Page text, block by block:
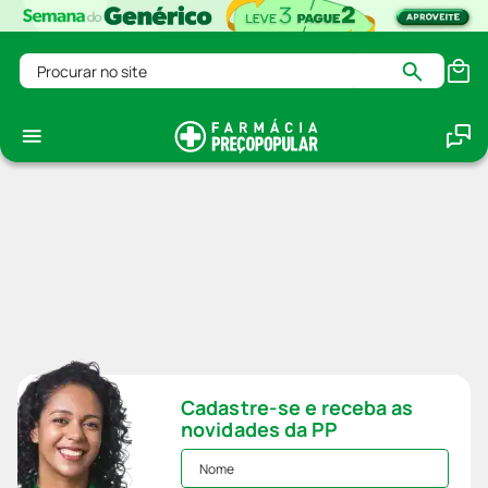
Procurar no site
Cadastre-se e receba as
novidades da PP